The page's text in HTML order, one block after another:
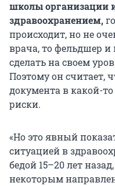
школы организации
здравоохранением,
происходит, но не
врача, то фельдшер и
сделать на своем
Поэтому он считает,
документа в какой-
риски.
«Но это явный
ситуацией в
бедой 15–20 лет
некоторым